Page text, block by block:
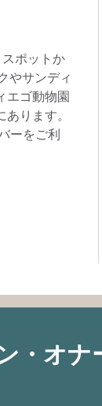
ポットか
やサンディ
エゴ動物園
ります。
ーをご利
・オナ